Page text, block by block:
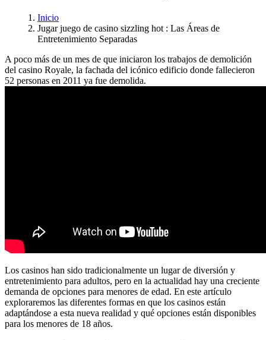
Inicio
Jugar juego de casino sizzling hot : Las Áreas de
Entretenimiento Separadas
A poco más de un mes de que iniciaron los trabajos de demolición
del casino Royale, la fachada del icónico edificio donde fallecieron
52 personas en 2011 ya fue demolida.
Los casinos han sido tradicionalmente un lugar de diversión y
entretenimiento para adultos, pero en la actualidad hay una creciente
demanda de opciones para menores de edad. En este artículo
exploraremos las diferentes formas en que los casinos están
adaptándose a esta nueva realidad y qué opciones están disponibles
para los menores de 18 años.